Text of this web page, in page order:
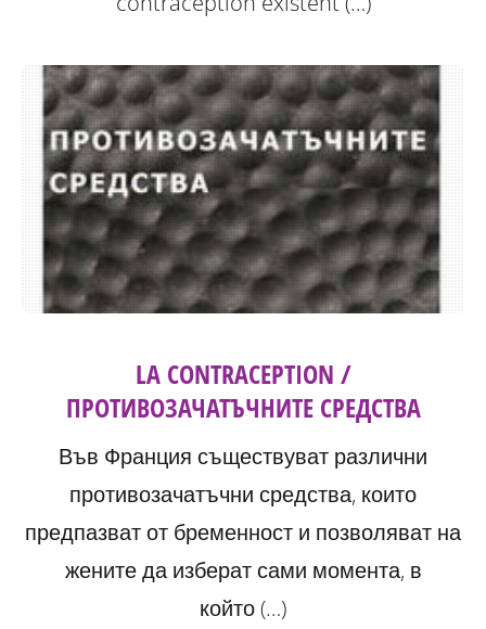
LA CONTRACEPTION /
ПРОТИВОЗАЧАТЪЧНИТЕ СРЕДСТВА
Във Франция съществуват различни
противозачатъчни средства, които
предпазват от бременност и позволяват на
жените да изберат сами момента, в
който (…)